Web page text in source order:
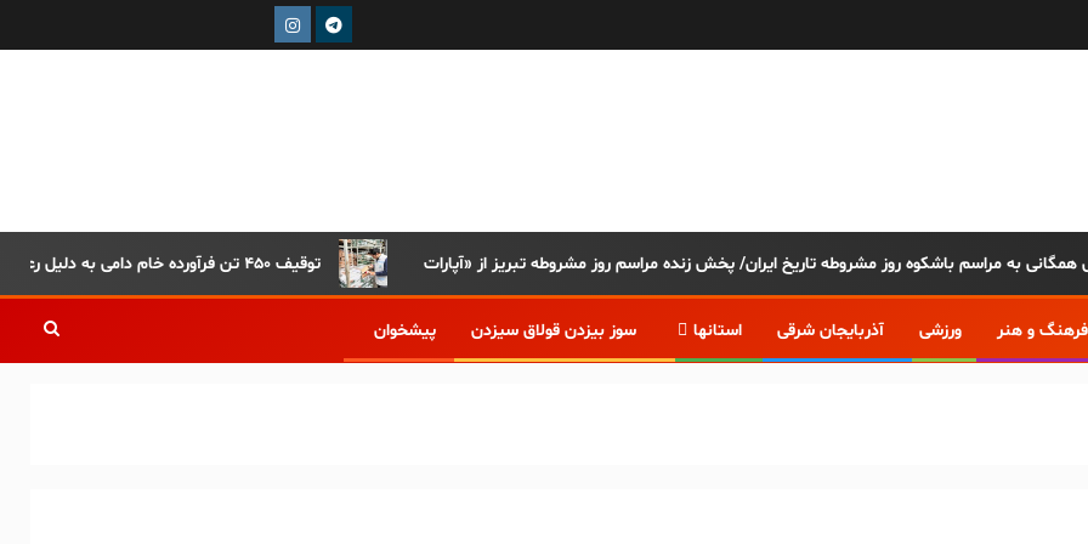
توقیف ۴۵۰ تن فرآورده خام دامی به دلیل رعایت نکردن ضوابط بهداشتی
فرهنگ و هنر ورزشی آذربایجان شرقی استانها سوز بیزدن قولاق سیزدن پیشخوان